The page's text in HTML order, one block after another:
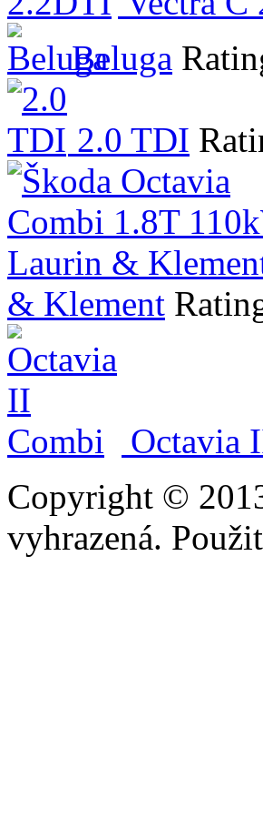
Beluga
2.0 TDI
& Klement
Octavia
Copyright ©
vyhrazená.